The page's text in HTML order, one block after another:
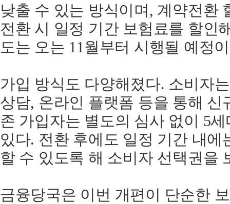
낮출 수 있는 방식이며, 계약전환
전환 시 일정 기간 보험료를 할인
도는 오는 11월부터 시행될 예정
가입 방식도 다양해졌다. 소비자
상담, 온라인 플랫폼 등을 통해 신
존 가입자는 별도의 심사 없이 5
있다. 전환 후에도 일정 기간 내에
할 수 있도록 해 소비자 선택권을
금융당국은 이번 개편이 단순한